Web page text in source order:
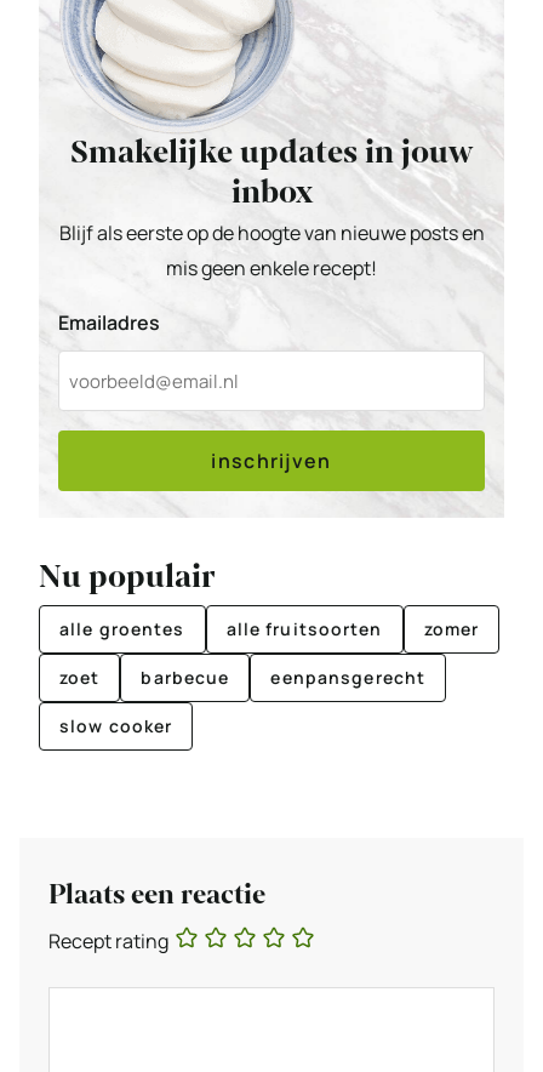
Smakelijke updates in jouw
inbox
Blijf als eerste op de hoogte van nieuwe posts en
mis geen enkele recept!
Emailadres
inschrijven
Nu populair
alle groentes alle fruitsoorten zomer
zoet barbecue eenpansgerecht
slow cooker
Plaats een reactie
Recept rating